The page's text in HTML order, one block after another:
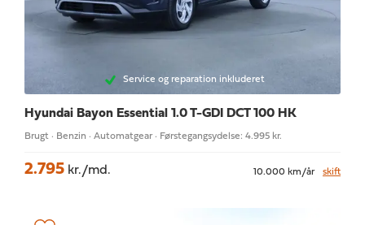
Service og reparation inkluderet
Hyundai Bayon Essential 1.0 T-GDI DCT 100 HK
Brugt · Benzin · Automatgear · Førstegangsydelse: 4.995 kr.
2.795 kr./md. 10.000 km/år skift